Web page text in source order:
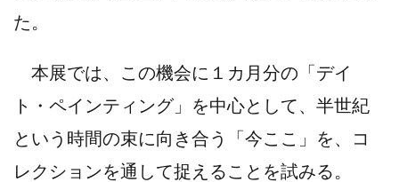
た。
本展では、この機会に１カ月分の「デイ
ト・ペインティング」を中心として、半世紀
という時間の束に向き合う「今ここ」を、コ
レクションを通して捉えることを試みる。